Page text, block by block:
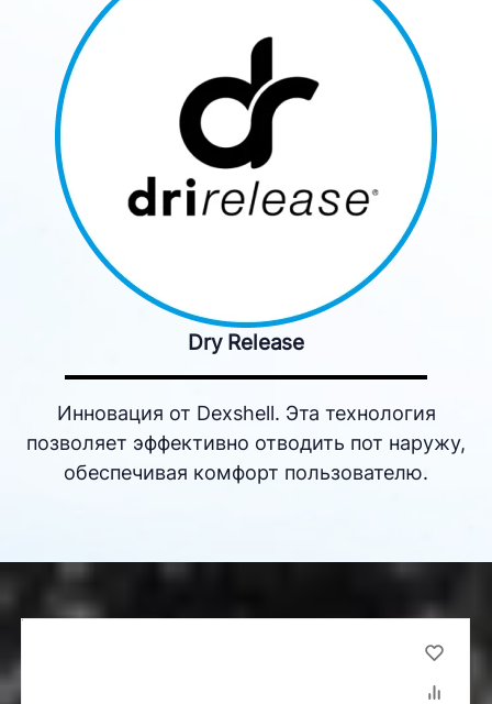
Dry Release
Инновация от Dexshell. Эта технология
позволяет эффективно отводить пот наружу,
обеспечивая комфорт пользователю.